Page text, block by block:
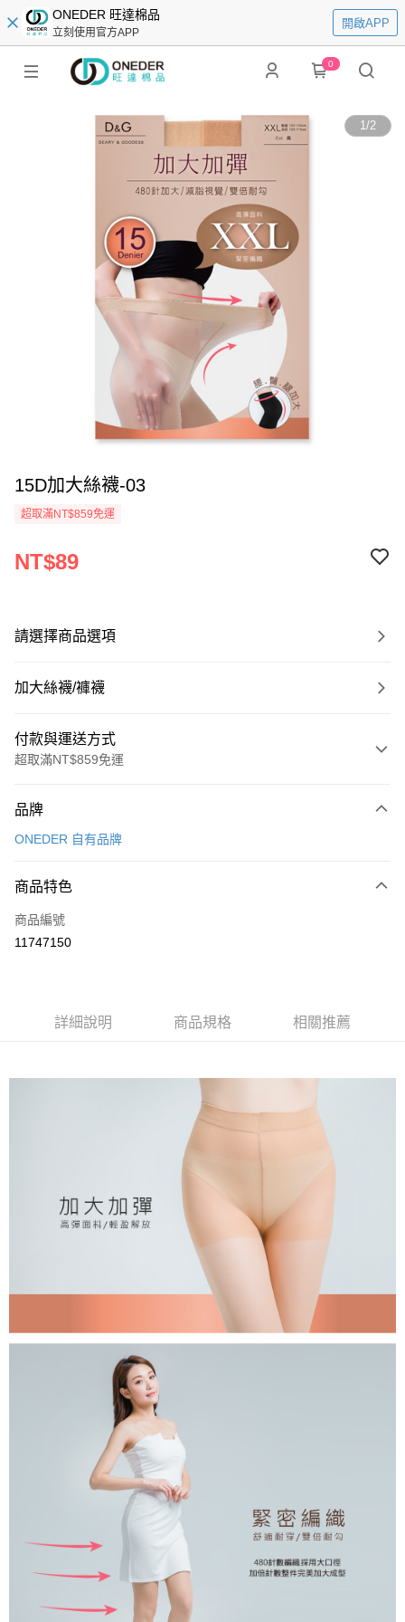
ONEDER 旺達棉品
立刻使用官方APP
開啟APP
0
1/2
15D加大絲襪-03
超取滿NT$859免運
NT$89
請選擇商品選項
加大絲襪/褲襪
付款與運送方式
超取滿NT$859免運
信用卡一次付款
LINE Pay
Apple Pay
ATM付款
每筆NT$80，滿NT$899(含以上)免運費
7-11取貨付款
每筆NT$80，滿NT$899(含以上)免運費
每筆NT$80，滿NT$859(含以上)免運費
品牌
ONEDER 自有品牌
商品特色
商品編號
11747150
詳細說明 商品規格 相關推薦